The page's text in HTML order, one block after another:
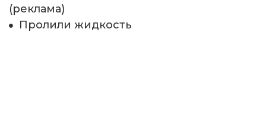
(реклама)
Пролили жидкость